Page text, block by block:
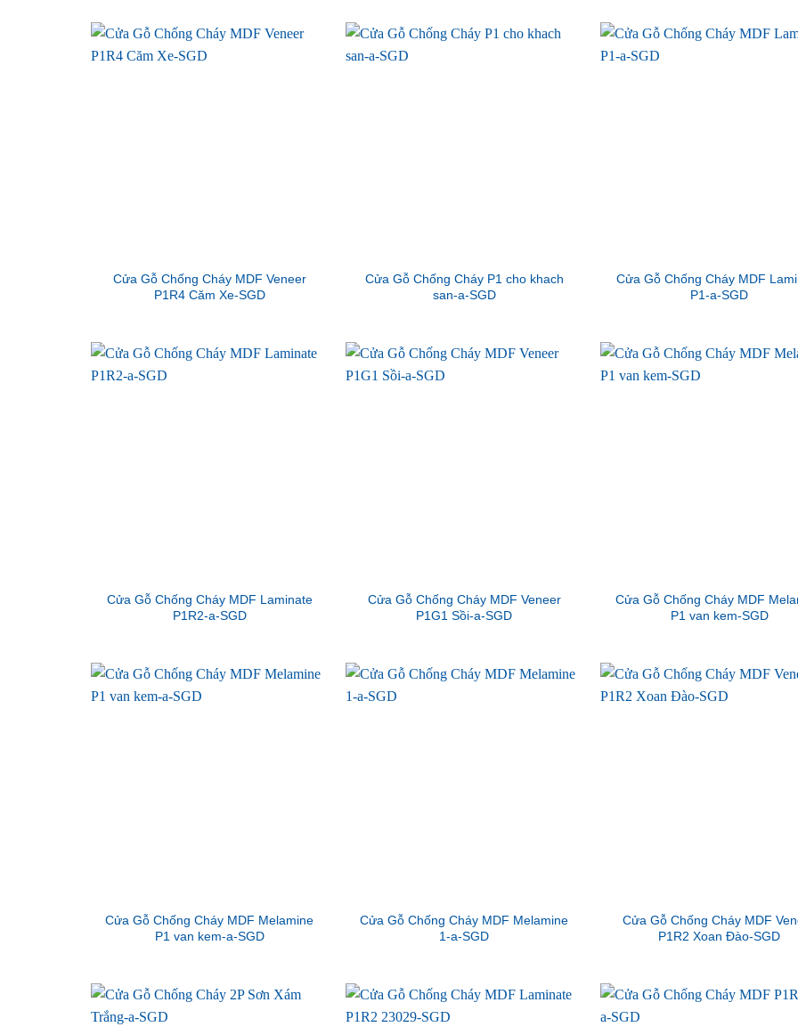
Cửa Gỗ Chống Cháy MDF Veneer
P1R4 Căm Xe-SGD
Cửa Gỗ Chống Cháy P1 cho khach
san-a-SGD
Cửa Gỗ Chống Cháy MDF
P1-a-SGD
Cửa Gỗ Chống Cháy MDF Laminate
P1R2-a-SGD
Cửa Gỗ Chống Cháy MDF Veneer
P1G1 Sồi-a-SGD
Cửa Gỗ Chống Cháy MDF
P1 van kem-SGD
Cửa Gỗ Chống Cháy MDF Melamine
P1 van kem-a-SGD
Cửa Gỗ Chống Cháy MDF Melamine
1-a-SGD
Cửa Gỗ Chống Cháy MDF
P1R2 Xoan Đào-SGD